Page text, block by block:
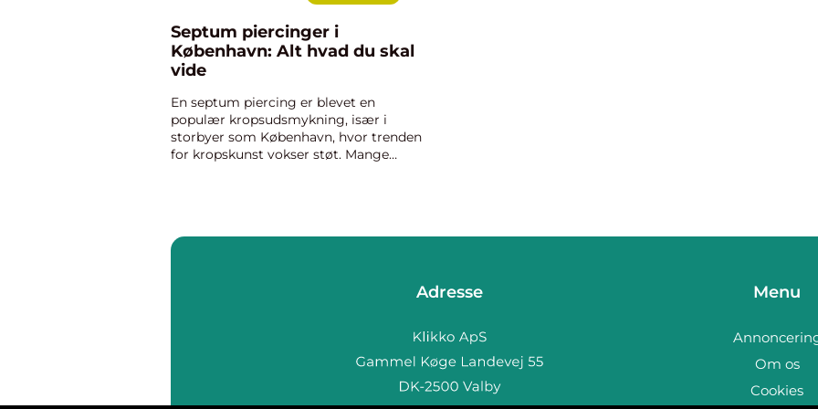
Septum piercinger i
København: Alt hvad du skal
vide
En septum piercing er blevet en
populær kropsudsmykning, især i
storbyer som København, hvor trenden
for kropskunst vokser støt. Mange
Adresse Menu
Om os
Cookies